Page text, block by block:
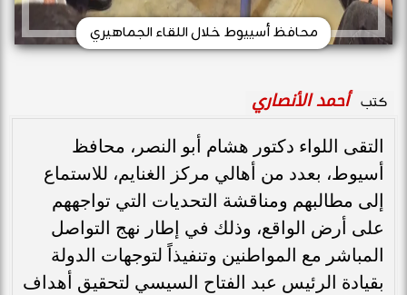
محافظ أسييوط خلال اللقاء الجماهيري
كتب أحمد الأنصاري
التقى اللواء دكتور هشام أبو النصر، محافظ
أسيوط، بعدد من أهالي مركز الغنايم، للاستماع
إلى مطالبهم ومناقشة التحديات التي تواجههم
على أرض الواقع، وذلك في إطار نهج التواصل
المباشر مع المواطنين وتنفيذاً لتوجهات الدولة
بقيادة الرئيس عبد الفتاح السيسي لتحقيق أهداف